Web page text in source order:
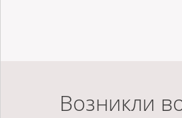
Возникли